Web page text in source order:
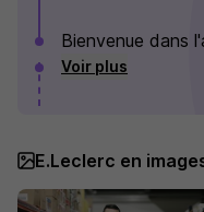
Bienvenue dans
Voir plus
E.Leclerc en